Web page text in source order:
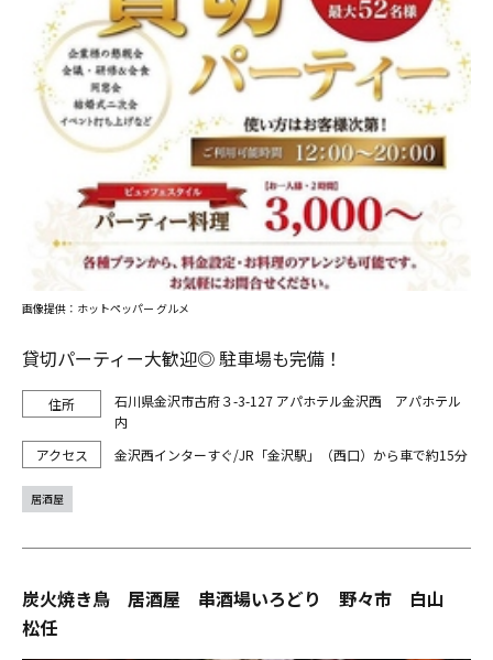
貸切パーティー大歓迎◎ 駐車場も完備！
石川県金沢市古府３-3-127 アパホテル金沢西 アパホテル
内
金沢西インターすぐ/JR「金沢駅」（西口）から車で約15分
画像提供：ホットペッパー グルメ
居酒屋
炭火焼き鳥 居酒屋 串酒場いろどり 野々市 白山
松任